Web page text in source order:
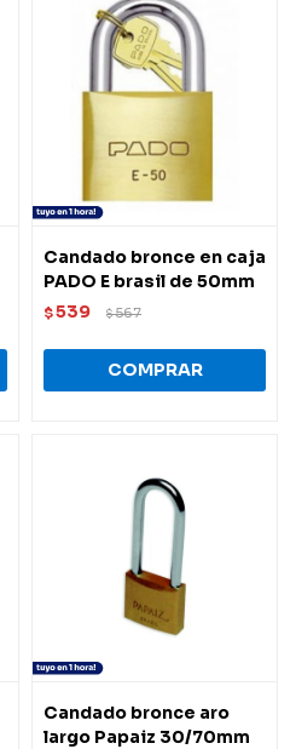
Candado bronce en caja
PADO E brasil de 50mm
$539 $567
Candado bronce aro
largo Papaiz 30/70mm